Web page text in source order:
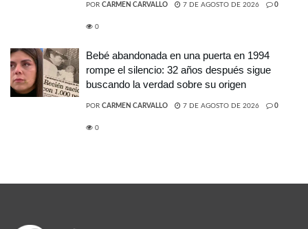
POR CARMEN CARVALLO 7 DE AGOSTO DE 2026 0
0
Bebé abandonada en una puerta en 1994
rompe el silencio: 32 años después sigue
buscando la verdad sobre su origen
POR CARMEN CARVALLO 7 DE AGOSTO DE 2026 0
0